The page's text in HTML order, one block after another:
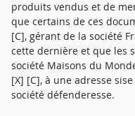
produits vendus et de
que certains de ces
[C], gérant de la société
cette dernière et que les
société Maisons du
[X] [C], à une adresse
société défenderesse.